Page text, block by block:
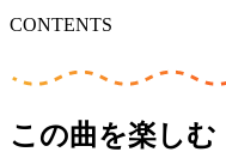
CONTENTS
この曲を楽しむ